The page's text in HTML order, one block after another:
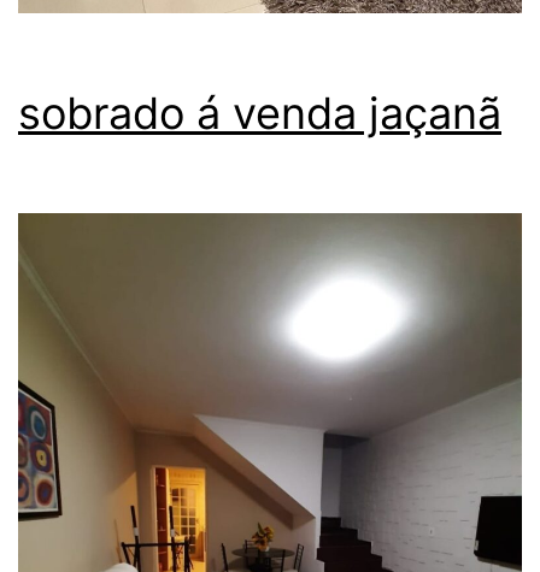
sobrado á venda jaçanã